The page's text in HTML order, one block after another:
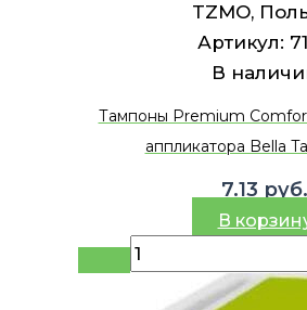
TZMO,
Артикул:
В
Тампоны Premium
аппликатора Bella
7.13 руб.
В